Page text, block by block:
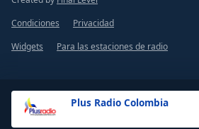
Plus Radio Colombia
Condiciones
Privacidad
Widgets
Para las estaciones de radio